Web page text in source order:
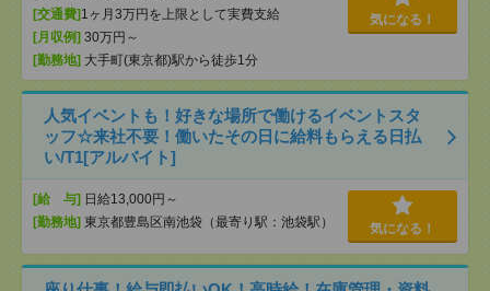
[交通費] 1ヶ月3万円を上限として実費支給
[月収例] 30万円～
[勤務地] 大手町(東京都)駅から徒歩1分
気になる！
人気イベントも！好きな場所で働けるイベントスタ
ッフ☆来社不要！働いたその日に給料もらえる日払
い/T1[アルバイト]
[給 与] 日給13,000円～
[勤務地] 東京都豊島区南池袋（最寄り駅：池袋駅） 気になる！